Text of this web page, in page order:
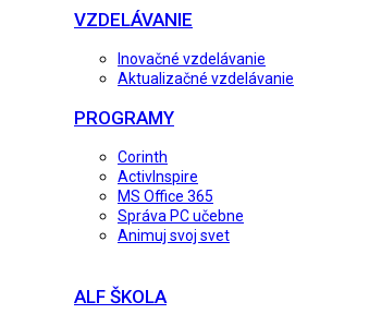
VZDELÁVANIE
Inovačné vzdelávanie
Aktualizačné vzdelávanie
PROGRAMY
Corinth
ActivInspire
MS Office 365
Správa PC učebne
Animuj svoj svet
ALF ŠKOLA